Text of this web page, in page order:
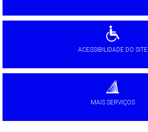
ACESSIBILIDADE DO SITE
MAIS SERVIÇOS